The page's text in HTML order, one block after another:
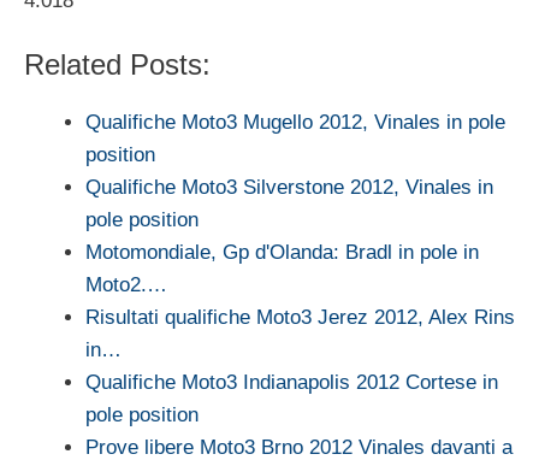
Related Posts:
Qualifiche Moto3 Mugello 2012, Vinales in pole
position
Qualifiche Moto3 Silverstone 2012, Vinales in
pole position
Motomondiale, Gp d'Olanda: Bradl in pole in
Moto2.…
Risultati qualifiche Moto3 Jerez 2012, Alex Rins
in…
Qualifiche Moto3 Indianapolis 2012 Cortese in
pole position
Prove libere Moto3 Brno 2012 Vinales davanti a